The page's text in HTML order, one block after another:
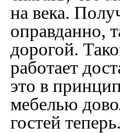
на века.
оправданно,
дорогой.
работает
это в
мебелью
гостей теперь.